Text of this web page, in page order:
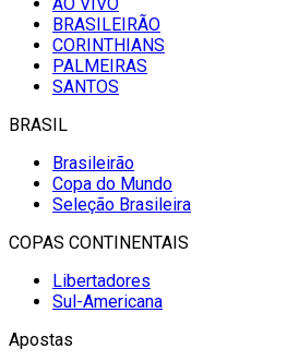
BRASILEIRÃO
CORINTHIANS
PALMEIRAS
SANTOS
BRASIL
Brasileirão
Copa do Mundo
Seleção Brasileira
COPAS CONTINENTAIS
Libertadores
Sul-Americana
Apostas